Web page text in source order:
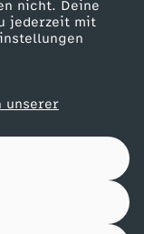
nicht. Deine
jederzeit mit
unserer